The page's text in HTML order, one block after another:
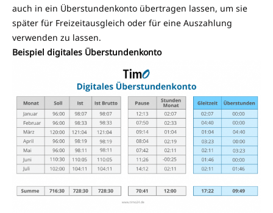
auch in ein Überstundenkonto übertragen lassen, um sie
später für Freizeitausgleich oder für eine Auszahlung
verwenden zu lassen.
Beispiel digitales Überstundenkonto